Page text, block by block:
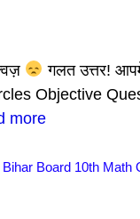
गलत उत्तर!
Objective
more
Bihar Board 10th Math